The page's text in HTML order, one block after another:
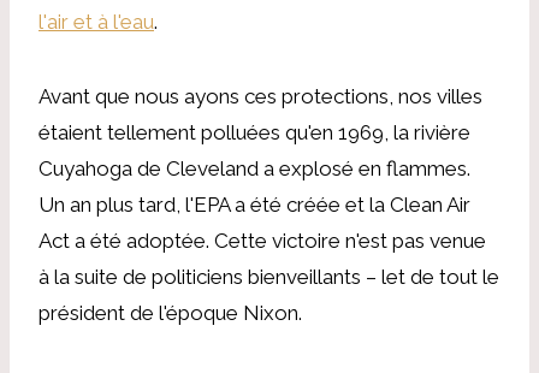
l'air et à l'eau.
Avant que nous ayons ces protections, nos villes
étaient tellement polluées qu'en 1969, la rivière
Cuyahoga de Cleveland a explosé en flammes.
Un an plus tard, l'EPA a été créée et la Clean Air
Act a été adoptée. Cette victoire n'est pas venue
à la suite de politiciens bienveillants – let de tout le
président de l'époque Nixon.